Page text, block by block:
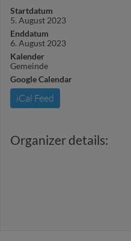
Startdatum
5. August 2023
Enddatum
6. August 2023
Kalender
Gemeinde
Google Calendar
iCal Feed
Organizer details: